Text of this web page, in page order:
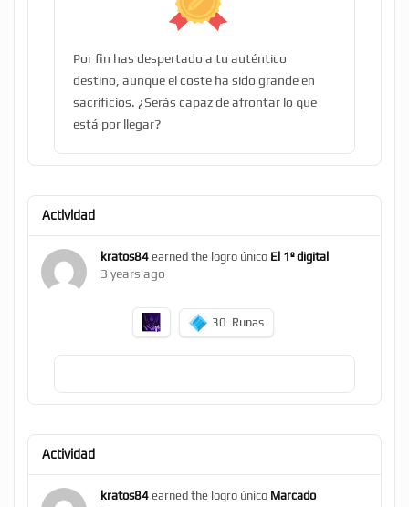
Por fin has despertado a tu auténtico
destino, aunque el coste ha sido grande en
sacrificios. ¿Serás capaz de afrontar lo que
está por llegar?
Actividad
kratos84 earned the logro único El 1º digital
3 years ago
30 Runas
Actividad
kratos84 earned the logro único Marcado